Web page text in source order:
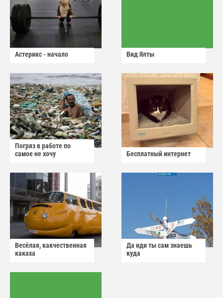
Астерикс - начало Вид Ялты
Погряз в работе по
самое не хочу
Бесплатный интернет
Весёлая, какчественная
какаха
Да иди ты сам знаешь
куда